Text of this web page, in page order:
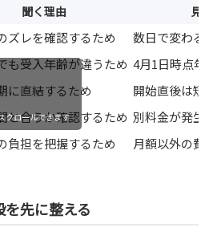
聞く理由 見
ズレを確認するため
数日で変わる
も受入年齢が違うため 4月1日時点年
に直結するため
開始直後は短
と合うか確認するため 別料金が発生
負担を把握するため 月額以外の費
クロールできます
先に整える